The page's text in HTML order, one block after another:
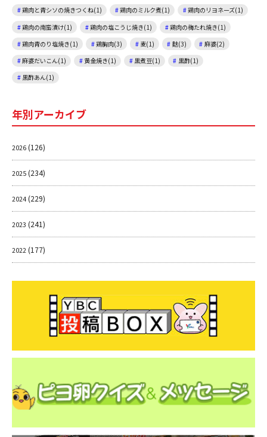
鶏肉と青シソの焼きつくね(1)
鶏肉のミルク煮(1)
鶏肉のリヨネーズ(1)
鶏肉の南蛮漬け(1)
鶏肉の塩こうじ焼き(1)
鶏肉の梅たれ焼き(1)
鶏肉青のり塩焼き(1)
鶏胸肉(3) 麦(1) 麩(3)
麻婆(2)
麻婆だいこん(1)
黄金焼き(1) 黒煮豆(1)
黒酢(1)
黒酢あん(1)
年別アーカイブ
2026(126)
2025(234)
2024(229)
2023 (241)
2022(177)